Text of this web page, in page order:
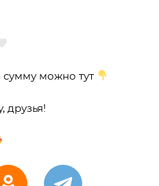
можно тут
друзья!